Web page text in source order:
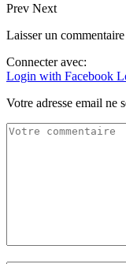
Prev Next
Laisser un commentaire
Connecter avec:
Login with Facebook
Votre adresse email ne